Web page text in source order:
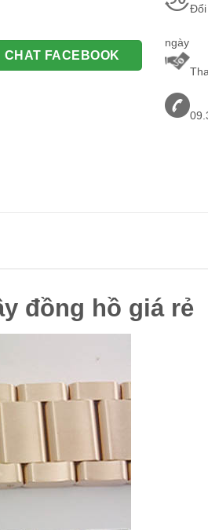
CHAT FACEBOOK
Đổi
ngày
đồng hồ giá rẻ